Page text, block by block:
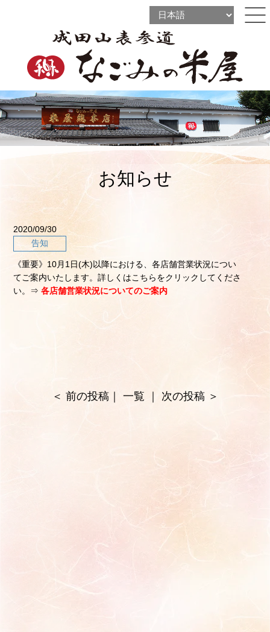
ine
お知らせ
2020/09/30
告知
《重要》10月1日(木)以降における、各店舗営業状況につい
てご案内いたします。詳しくはこちらをクリック してくださ
い。⇒各店舗営業状況についてのご案内
＜ 前の投稿｜ 一覧 次の投稿＞